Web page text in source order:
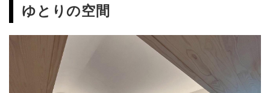
ゆとりの空間